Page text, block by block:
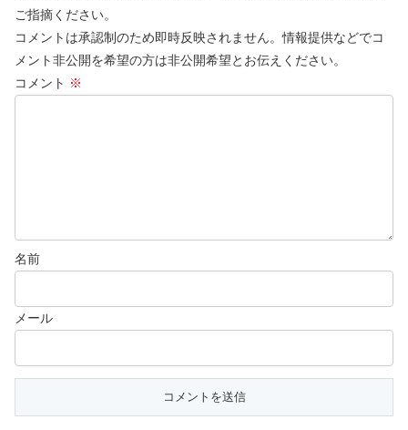
ご指摘ください。
コメントは承認制のため即時反映されません。情報提供などでコ
メント非公開を希望の方は非公開希望とお伝えください。
コメント ※
名前
メール